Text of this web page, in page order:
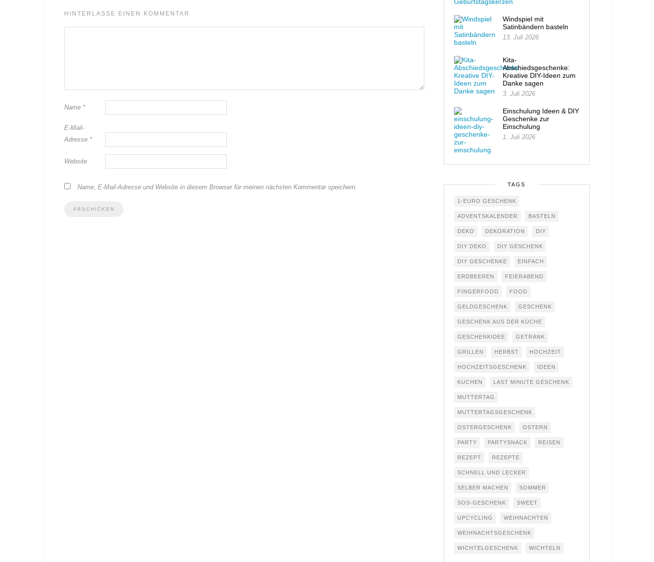
HINTERLASSE EINEN KOMMENTAR
Name *
E-Mail-
Adresse *
Website
Name, E-Mail-Adresse und Website in diesem Browser für meinen nächsten Kommentar speichern.
Windspiel mit
Satinbändern basteln
13. Juli 2026
Kita-
Abschiedsgeschenke:
Kreative DIY-Ideen zum
Danke sagen
3. Juli 2026
Einschulung Ideen & DIY
Geschenke zur
Einschulung
1. Juli 2026
TAGS
1-EURO GESCHENK
ADVENTSKALENDER BASTELN
DEKO DEKORATION DIY
DIY DEKO DIY GESCHENK
DIY GESCHENKE EINFACH
ERDBEEREN FEIERABEND
FINGERFOOD FOOD
GELDGESCHENK GESCHENK
GESCHENK AUS DER KÜCHE
GESCHENKIDEE GETRÄNK
GRILLEN HERBST HOCHZEIT
HOCHZEITSGESCHENK IDEEN
KUCHEN LAST MINUTE GESCHENK
MUTTERTAG
MUTTERTAGSGESCHENK
OSTERGESCHENK OSTERN
PARTY PARTYSNACK REISEN
REZEPT REZEPTE
SCHNELL UND LECKER
SELBER MACHEN SOMMER
SOS-GESCHENK SWEET
UPCYCLING WEIHNACHTEN
WEIHNACHTSGESCHENK
WICHTELGESCHENK WICHTELN